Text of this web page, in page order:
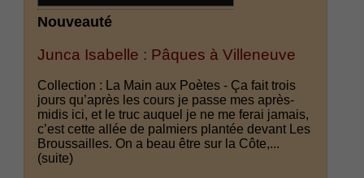
Nouveauté
Junca Isabelle : Pâques à Villeneuve
Collection : La Main aux Poètes - Ça fait trois
jours qu’après les cours je passe mes après-
midis ici, et le truc auquel je ne me ferai jamais,
c’est cette allée de palmiers plantée devant Les
Broussailles. On a beau être sur la Côte,...
(suite)